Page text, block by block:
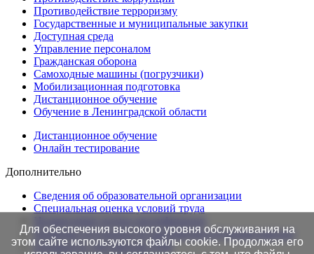
Противодействие терроризму
Государственные и муниципальные закупки
Доступная среда
Управление персоналом
Гражданская оборона
Самоходные машины (погрузчики)
Мобилизационная подготовка
Дистанционное обучение
Обучение в Ленинградской области
Дистанционное обучение
Онлайн тестирование
Дополнительно
Сведения об образовательной организации
Cпециальная оценка условий труда
Проверка подлинности протоколов в Едином портале
Готовность документов ТАК
Для обеспечения высокого уровня обслуживания на
этом сайте используются файлы cookie. Продолжая его